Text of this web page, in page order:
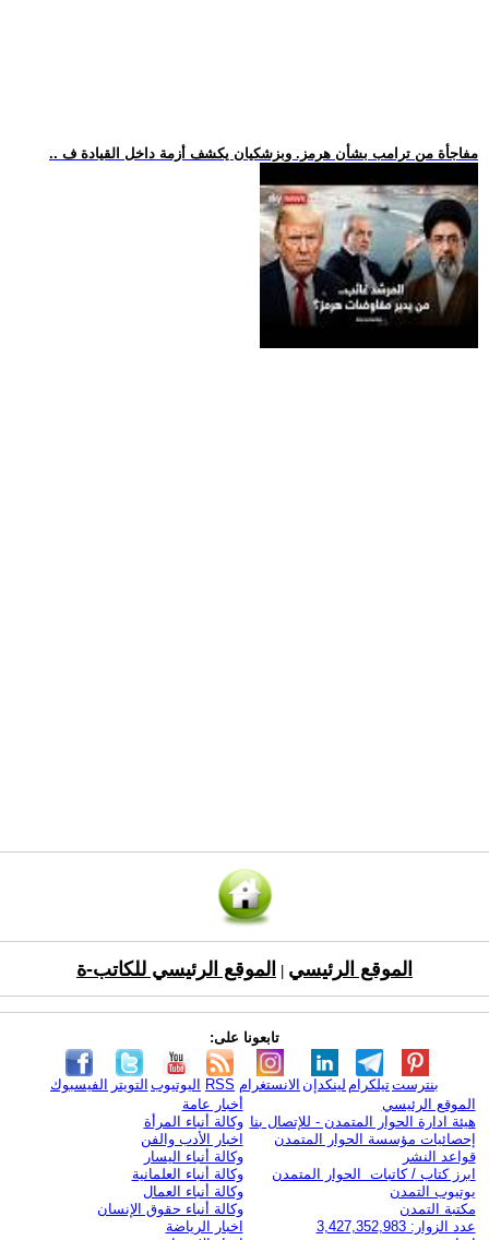
.. مفاجأة من ترامب بشأن هرمز. وبزشكيان يكشف أزمة داخل القيادة ف
الموقع الرئيسي الموقع الرئيسي للكاتب-ة
تابعونا على:
الفيسبوك التويتر اليوتيوب RSS الانستغرام لينكدإن تيلكرامبنترست
الموقع الرئيسي
هيئة ادارة الحوار المتمدن - للإتصال بنا
إحصائيات مؤسسة الحوار المتمدن
قواعد النشر
ابرز كتاب / كاتبات الحوار المتمدن
يوتيوب التمدن
مكتبة التمدن
عدد الزوار: 3,427,352,983
أخبار عامة
وكالة أنباء المرأة
اخبار الأدب والفن
وكالة أنباء اليسار
وكالة أنباء العلمانية
وكالة أنباء العمال
وكالة أنباء حقوق الإنسان
اخبار الرياضة